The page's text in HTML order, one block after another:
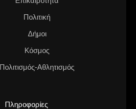
Πολιτική
Δήμοι
Κόσμος
Πολιτισμός-Αθλητισμός
Πληροφορίες